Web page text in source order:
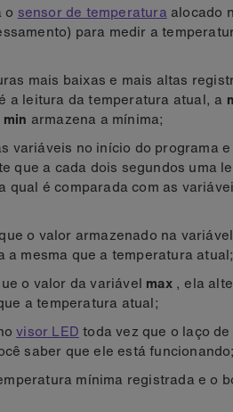
o sensor de temperatura alocado
para medir a
mais baixas e mais altas
é a leitura da temperatura atual, a
min armazena a mínima;
variáveis no início do programa e
que a cada dois segundos uma
é comparada com as
que o valor armazenado na variável
a mesma que a temperatura atual;
o valor da variável max, ela
a temperatura atual;
visor LED toda vez que o laço de
saber que ele está funcionando;
mínima registrada e o